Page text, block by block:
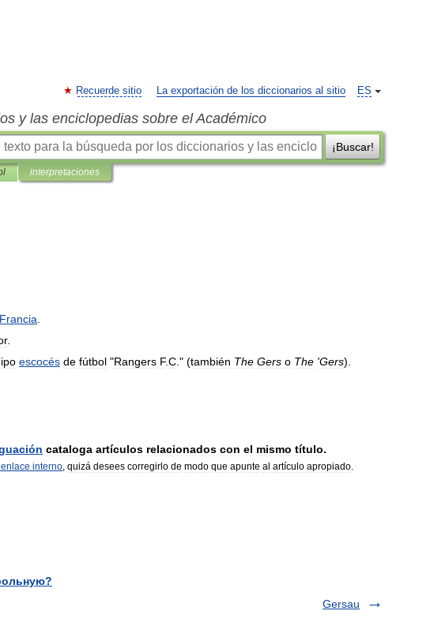
ES
Recuerde sitio La exportación de los diccionarios al sitio
y las enciclopedias sobre el Académico
¡Buscar!
interpretaciones
Francia
.
escocés de fútbol "Rangers F.C ." (también The Gers o The 'Gers).
cataloga artículos relacionados con el mismo título.
enlace interno, quizá desees corregirlo de modo que apunte al artículo apropiado.
Gersau